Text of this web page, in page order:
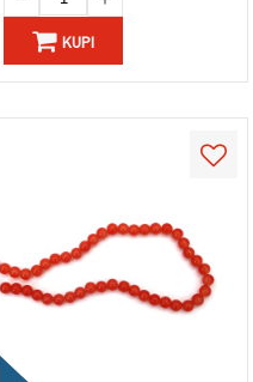
KUPI